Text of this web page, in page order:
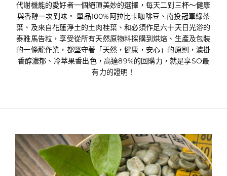
代謝機能的愛好者一個絕頂美妙的選擇，每天二到三杯～健康
與香醇一次到味。 單品100%阿拉比卡咖啡豆、南投冠軍綠茶
葉、及來自花蓮淨土的土肉桂葉、和必須作足六十天日光浴的
泰雅馬告粒，享受從所有天然原物料採購到烘焙、生產及包裝
的一條龍作業，都堅守著「天然，健康，安心」的原則，濾掛
香醇濃郁、冷萃果香出色，高達89%的回購力，就是享SO最
有力的證明！